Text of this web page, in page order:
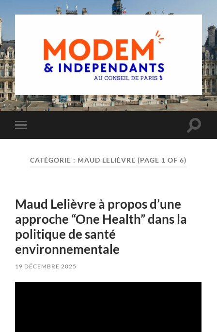
Groupe
MoDem
et
de
Toggle
mobile
Toggle
CATÉGORIE : MAUD LELIÈVRE (PAGE 1 OF 6)
Maud Lelièvre à propos d’une
approche “One Health” dans la
politique de santé
environnementale
19 DÉCEMBRE 2025